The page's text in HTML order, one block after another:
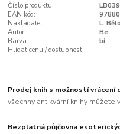
Číslo produktu:
EAN kód:
Nakladatel:
L.
Autor:
Be
Barva:
bí
Hlídat cenu / dostupnost
Prodej knih s možností vrácení
všechny antikvární knihy
Bezplatná půjčovna